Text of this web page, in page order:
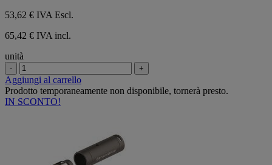
53,62 € IVA Escl.
65,42 € IVA incl.
unità
- +
Aggiungi al carrello
Prodotto temporaneamente non disponibile, tornerà presto.
IN SCONTO!